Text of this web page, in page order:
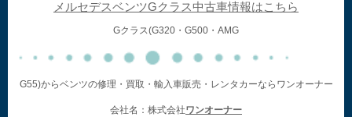
メルセデスベンツGクラス中古車情報はこちら
Gクラス(G320・G500・AMG
G55)からベンツの修理・買取・輸入車販売・レンタカーならワンオーナー
会社名：株式会社ワンオーナー